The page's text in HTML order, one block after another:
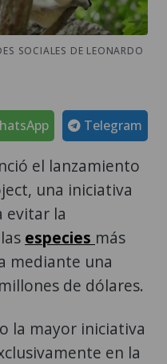
SOCIALES DE LEONARDO
Telegram
el lanzamiento
una iniciativa
evitar la
especies más
mediante una
de dólares.
la mayor iniciativa
en la